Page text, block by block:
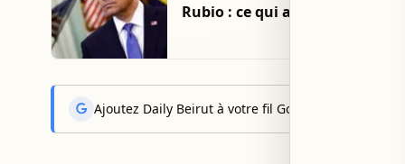
Rubio : ce qui a été accompli
Ajoutez Daily Beirut à votre fil Google News pour